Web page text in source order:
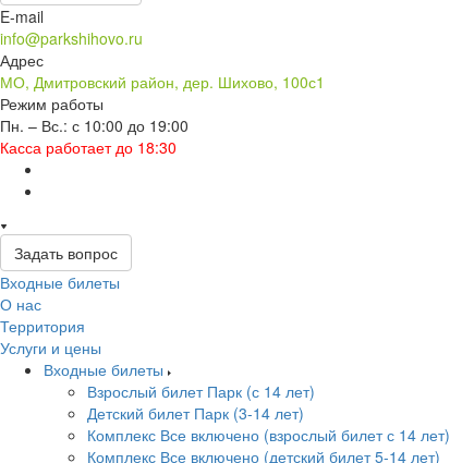
E-mail
info@parkshihovo.ru
Адрес
МО, Дмитровский район, дер. Шихово, 100с1
Режим работы
Пн. – Вс.: с 10:00 до 19:00
Касса работает до 18:30
Задать вопрос
Входные билеты
О нас
Территория
Услуги и цены
Входные билеты
Взрослый билет Парк (с 14 лет)
Детский билет Парк (3-14 лет)
Комплекс Все включено (взрослый билет с 14 лет)
Комплекс Все включено (детский билет 5-14 лет)